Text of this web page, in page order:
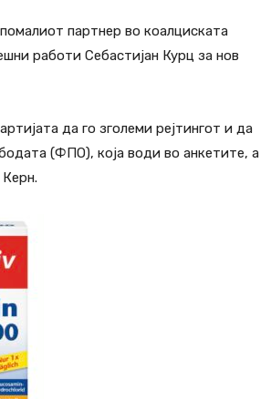
партнер во коалциската
работи Себастијан Курц за нов
да го зголеми рејтингот и да
(ФПО), која води во анкетите, а